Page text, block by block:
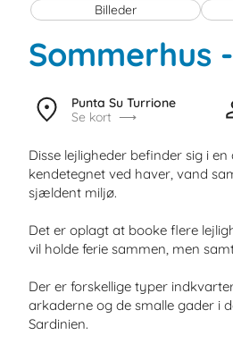
Billeder
Sommerhus
Punta Su Turrione
Se kort
Disse lejligheder befinder sig i
kendetegnet ved haver, vand
sjældent miljø.
Det er oplagt at booke flere
vil holde ferie sammen, men
Der er forskellige typer
arkaderne og de smalle gader i
Sardinien.